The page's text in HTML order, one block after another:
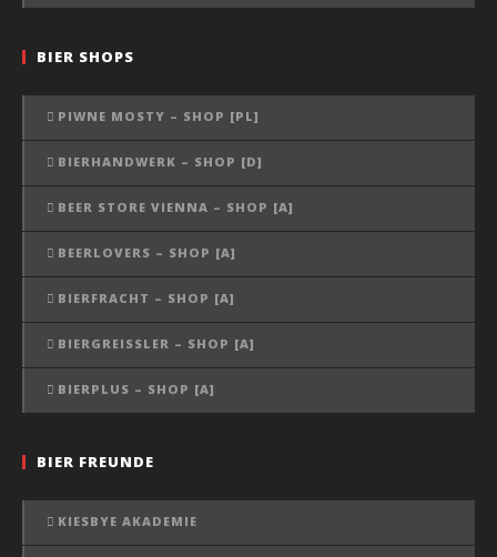
BIER SHOPS
PIWNE MOSTY – SHOP [PL]
BIERHANDWERK – SHOP [D]
BEER STORE VIENNA – SHOP [A]
BEERLOVERS – SHOP [A]
BIERFRACHT – SHOP [A]
BIERGREISSLER – SHOP [A]
BIERPLUS – SHOP [A]
BIER FREUNDE
KIESBYE AKADEMIE